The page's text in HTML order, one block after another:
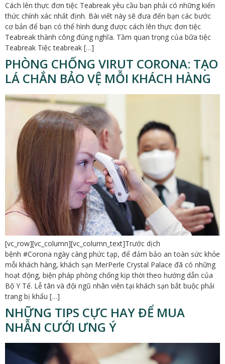
Cách lên thực đơn tiệc Teabreak yêu cầu bạn phải có những kiến
thức chính xác nhất định. Bài viết này sẽ đưa đến bạn các bước
cơ bản để bạn có thể hình dung được cách lên thực đơn tiệc
Teabreak thành công đúng nghĩa. Tầm quan trọng của bữa tiệc
Teabreak Tiệc teabreak […]
PHÒNG CHỐNG VIRUT CORONA: TẠO
LÁ CHẮN BẢO VỆ MỖI KHÁCH HÀNG
[vc_row][vc_column][vc_column_text]Trước dịch
bệnh #Corona ngày càng phức tạp, để đảm bảo an toàn sức khỏe
mỗi khách hàng, khách sạn MerPerle Crystal Palace đã có những
hoạt động, biện pháp phòng chống kịp thời theo hướng dẫn của
Bộ Y Tế. Lễ tân và đội ngũ nhân viên tại khách sạn bắt buộc phải
trang bị khẩu […]
NHỮNG TIPS CỰC HAY ĐỂ MUA
NHẪN CƯỚI ƯNG Ý